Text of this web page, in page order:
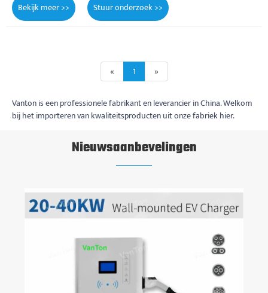
Bekijk meer >> Stuur onderzoek >>
« 1 »
Vanton is een professionele fabrikant en leverancier in China. Welkom
bij het importeren van kwaliteitsproducten uit onze fabriek hier.
Nieuwsaanbevelingen
Hoe kies je tussen AC EV -oplader en DC EV -
oplader voor elektrische voertuigen?
Bekijk meer >>